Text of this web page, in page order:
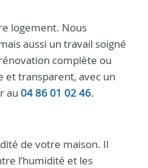
logement. Nous
aussi un travail soigné
complète ou
transparent, avec un
au 04 86 01 02 46.
de votre maison. Il
l’humidité et les